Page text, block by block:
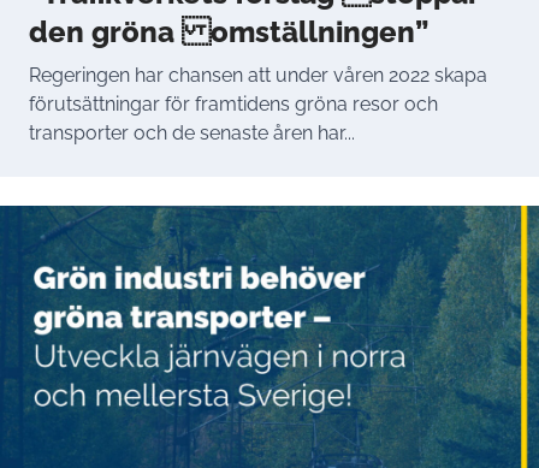
den gröna omställningen”
Regeringen har chansen att under våren 2022 skapa
förutsättningar för framtidens gröna resor och
transporter och de senaste åren har...